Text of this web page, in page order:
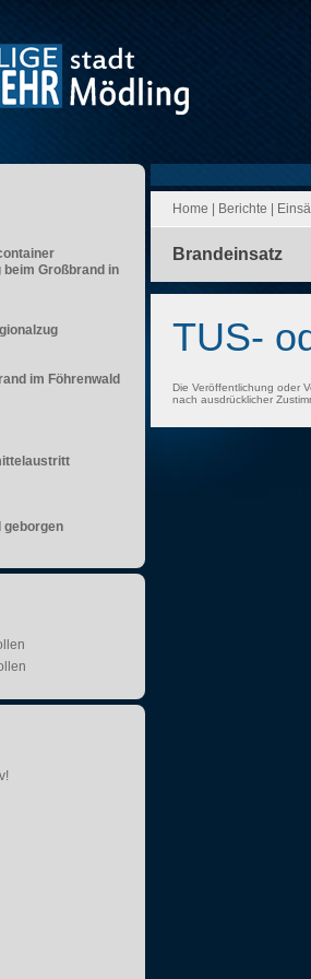
Home Berichte
Brandeinsatz
TUS-
Die Veröffentlichung oder
nach ausdrücklicher
Großbrand in
im Föhrenwald
geborgen